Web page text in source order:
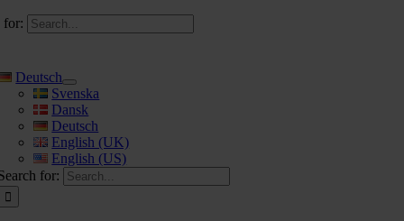
for:
Deutsch
Svenska
Dansk
Deutsch
English (UK)
English (US)
for: